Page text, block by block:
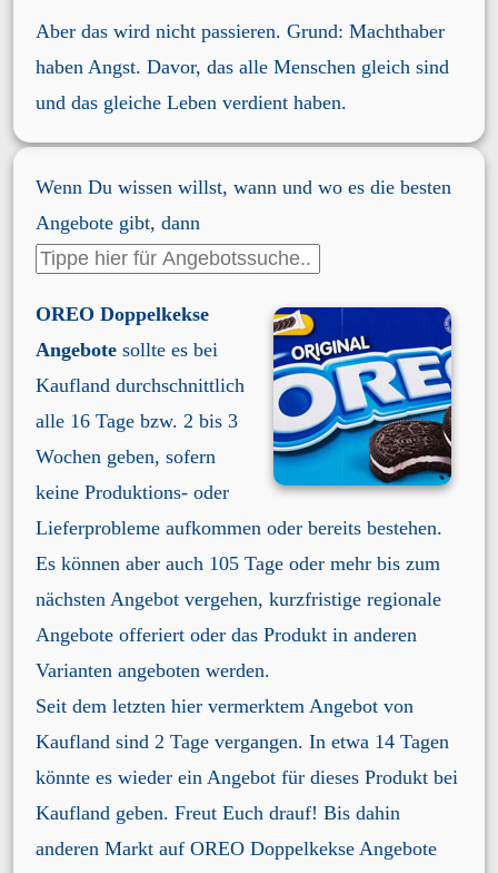
Aber das wird nicht passieren. Grund: Machthaber
haben Angst. Davor, das alle Menschen gleich sind
und das gleiche Leben verdient haben.
Wenn Du wissen willst, wann und wo es die besten
Angebote gibt, dann
OREO Doppelkekse
Angebote sollte es bei
Kaufland durchschnittlich
alle 16 Tage bzw. 2 bis 3
Wochen geben, sofern
keine Produktions- oder
Lieferprobleme aufkommen oder bereits bestehen.
Es können aber auch 105 Tage oder mehr bis zum
nächsten Angebot vergehen, kurzfristige regionale
Angebote offeriert oder das Produkt in anderen
Varianten angeboten werden.
Seit dem letzten hier vermerktem Angebot von
Kaufland sind 2 Tage vergangen. In etwa 14 Tagen
könnte es wieder ein Angebot für dieses Produkt bei
Kaufland geben. Freut Euch drauf!Bis dahin
anderen Markt auf OREO Doppelkekse Angebote